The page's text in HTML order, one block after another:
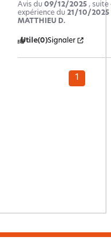
Avis du 09/12/2025 , suite
expérience du 21/10/2025
MATTHIEU D.
Utile(0)Signaler
1